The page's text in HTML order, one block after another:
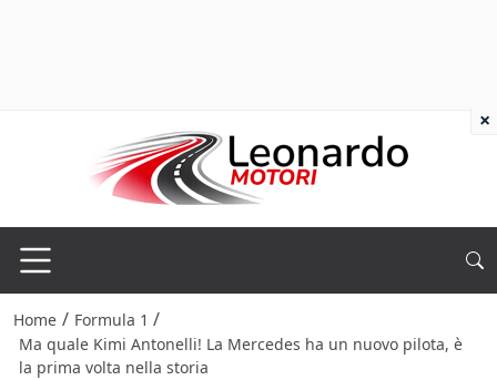
Home / Formula 1 /
Ma quale Kimi Antonelli! La Mercedes ha un nuovo pilota, è
la prima volta nella storia
×